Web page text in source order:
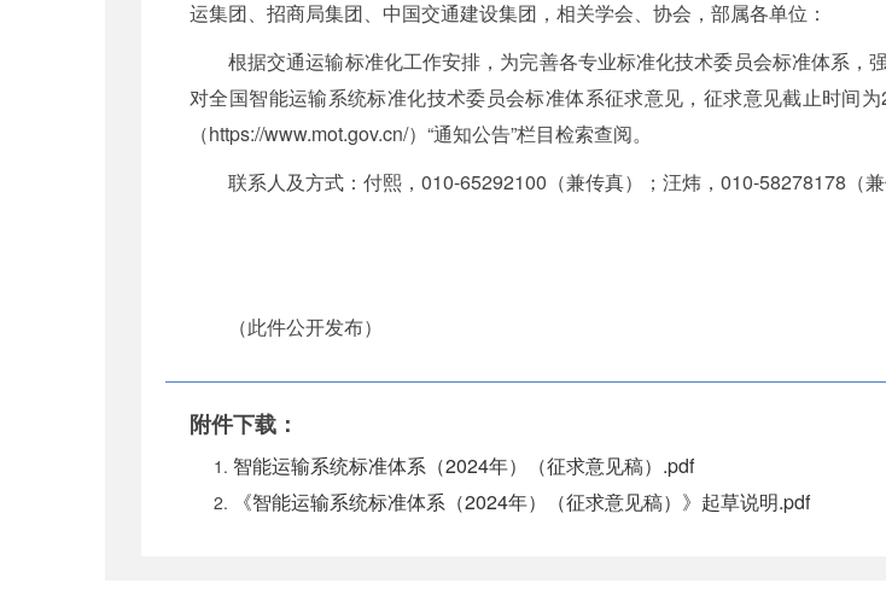
运集团、招商局集团、中国交通建设集团，相关学会、协会，部属各单位：
根据交通运输标准化工作安排，为完善各专业标准化技术委员会标准体系
对全国智能运输系统标准化技术委员会标准体系征求意见，征求意见截止时间
（https://www.mot.gov.cn/）“通知公告”栏目检索查阅。
联系人及方式：付熙，010-65292100（兼传真）；汪炜，010-58278178（
（此件公开发布）
附件下载：
智能运输系统标准体系（2024年）（征求意见稿）.pdf
《智能运输系统标准体系（2024年）（征求意见稿）》起草说明.pdf